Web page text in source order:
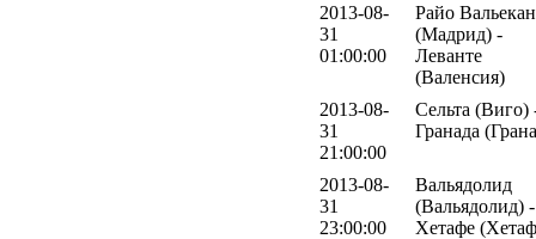
2013-08-
31
01:00:00
Райо
(Мадрид) -
Леванте
(Валенсия)
2013-08-
31
21:00:00
Сельта (Виго)
Гранада
2013-08-
31
23:00:00
Вальядолид
(Вальядолид) -
Хетафе